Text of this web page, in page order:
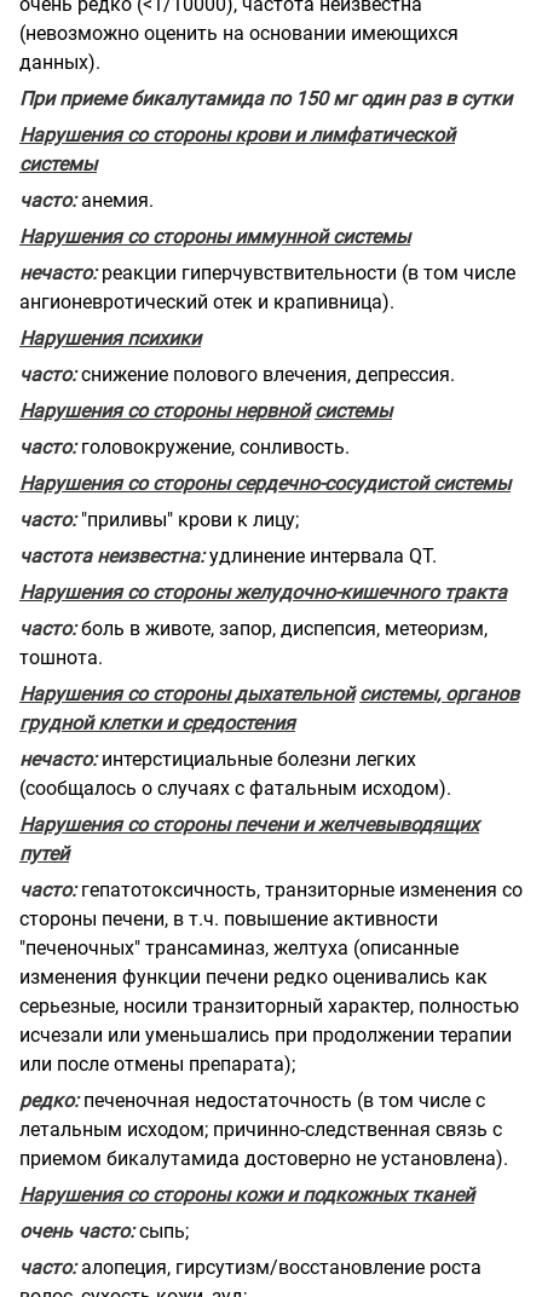
(невозможно оценить на основании имеющихся
данных).
При приемебикалутамида по 150 мг один раз в сутки
Нарушения со стороны крови и лимфатической
системы
часто:анемия.
Нарушения со стороны иммунной системы
нечасто:реакции гиперчувствительности (в том числе
ангионевротический отек и крапивница).
Нарушения психики
часто:снижение полового влечения, депрессия.
Нарушения со стороны нервной системы
часто:головокружение, сонливость.
Нарушения со стороны сердечно-сосудистой системы
часто:"приливы" крови к лицу;
частота неизвестна:удлинение интервала QT.
Нарушения со стороны желудочно-кишечного тракта
часто:боль в животе, запор, диспепсия, метеоризм,
тошнота.
Нарушения со стороны дыхательной системы, органов
грудной клетки исредостения
нечасто:интерстициальные болезни легких
(сообщалось о случаях с фатальным исходом).
Нарушения со стороны печени и желчевыводящих
путей
часто:гепатотоксичность, транзиторные изменения со
стороны печени, в т.ч. повышение активности
"печеночных" трансаминаз, желтуха (описанные
изменения функции печени редко оценивались как
серьезные, носили транзиторный характер, полностью
исчезали или уменьшались при продолжении терапии
или после отмены препарата);
редко:печеночная недостаточность (в том числе с
летальным исходом; причинно-следственная связь с
приемом бикалутамида достоверно не установлена).
Нарушения со стороны кожи иподкожных тканей
очень часто:сыпь;
часто:алопеция, гирсутизм/восстановление роста